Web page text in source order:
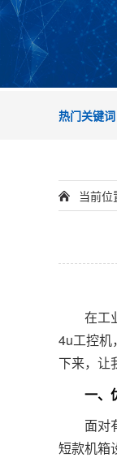
热门关键词
当前位
在工业
4u工控机
下来，让
一、优
面对有
短款机箱